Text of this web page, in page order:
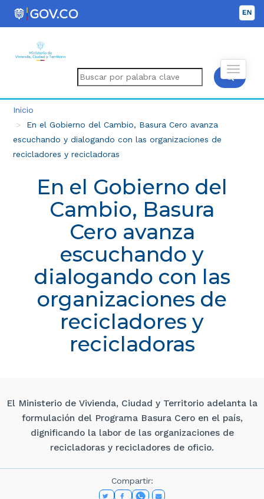
Inicio
En el Gobierno del Cambio, Basura Cero avanza
escuchando y dialogando con las organizaciones de
recicladores y recicladoras
En el Gobierno del
Cambio, Basura
Cero avanza
escuchando y
dialogando con las
organizaciones de
recicladores y
recicladoras
El Ministerio de Vivienda, Ciudad y Territorio adelanta la
formulación del Programa Basura Cero en el país,
dignificando la labor de las organizaciones de
recicladoras y recicladores de oficio.
Compartir: